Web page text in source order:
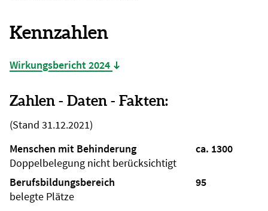
Kennzahlen
Wirkungsbericht 2024 (Datei öffnet sich in neuem Tab)
Zahlen - Daten - Fakten:
(Stand 31.12.2021)
Menschen mit Behinderung
Doppelbelegung nicht berücksichtigt
ca. 1300
Berufsbildungsbereich
belegte Plätze
95